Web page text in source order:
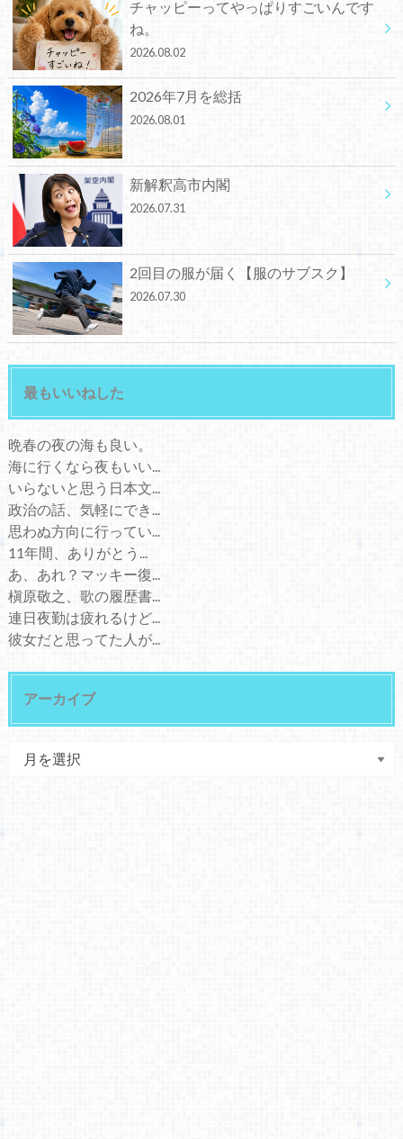
チャッピーってやっぱりすごいんです
ね。
2026.08.02
2026年7月を総括
2026.08.01
新解釈高市内閣
2026.07.31
2回目の服が届く【服のサブスク】
2026.07.30
最もいいねした
晩春の夜の海も良い。
海に行くなら夜もいい...
いらないと思う日本文...
政治の話、気軽にでき...
思わぬ方向に行ってい...
11年間、ありがとう...
あ、あれ？マッキー復...
槇原敬之、歌の履歴書...
連日夜勤は疲れるけど...
彼女だと思ってた人が...
アーカイブ